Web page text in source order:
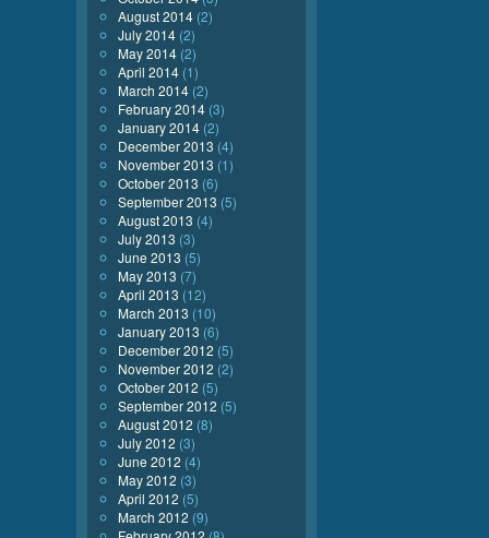
August 2014 (2)
July 2014 (2)
May 2014 (2)
April 2014 (1)
March 2014 (2)
February 2014 (3)
January 2014 (2)
December 2013 (4)
November 2013 (1)
October 2013 (6)
September 2013 (5)
August 2013 (4)
July 2013 (3)
June 2013 (5)
May 2013 (7)
April 2013 (12)
March 2013 (10)
January 2013 (6)
December 2012 (5)
November 2012 (2)
October 2012 (5)
September 2012 (5)
August 2012 (8)
July 2012 (3)
June 2012 (4)
May 2012 (3)
April 2012 (5)
March 2012 (9)